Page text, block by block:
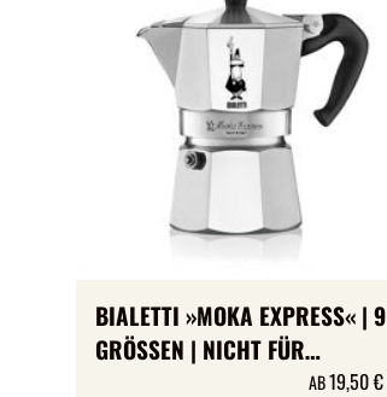
BIALETTI »MOKA EXPRESS« | 9
GRÖSSEN | NICHT FÜR
AB19,50 €